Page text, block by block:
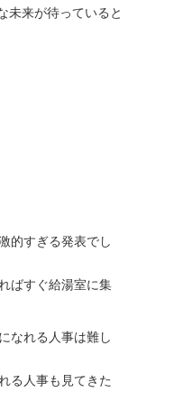
未来が待っていると
的すぎる発表でし
ばすぐ給湯室に集
なれる人事は難し
る人事も見てきた